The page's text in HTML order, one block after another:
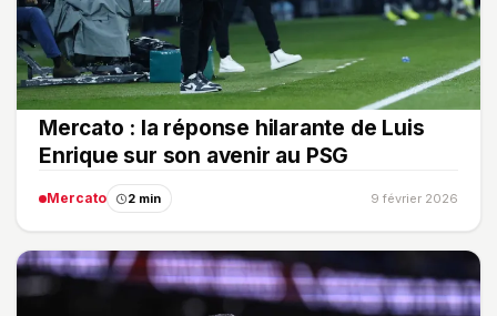
Mercato : la réponse hilarante de Luis
Enrique sur son avenir au PSG
Mercato 2 min 9 février 2026